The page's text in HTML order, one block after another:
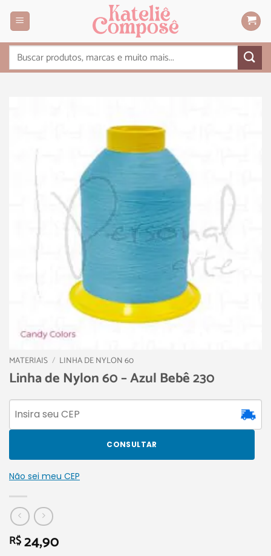
MATERIAIS / LINHA DE NYLON 60
Linha de Nylon 60 – Azul Bebê 230
CONSULTAR
Não sei meu CEP
R$24,90